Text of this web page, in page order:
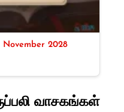
November 2028
வாசகங்கள்